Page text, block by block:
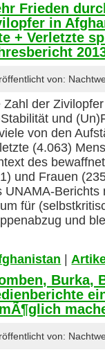
Frieden
in
+ Verletzte
von:
Zahl der
und
von den
(4.063)
des
und Frauen
UNAMA-Berichts
für
und
|
Burka,
von: